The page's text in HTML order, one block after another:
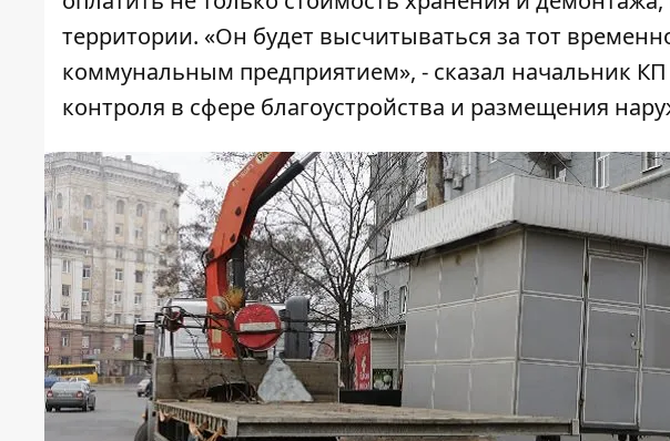
территории. «Он будет высчитываться за тот
коммунальным предприятием», - сказал начальник
контроля в сфере благоустройства и размещения